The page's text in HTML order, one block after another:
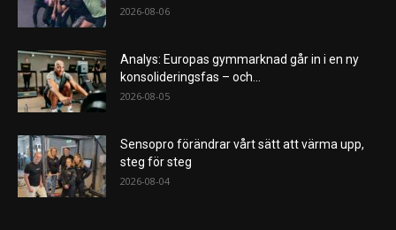
2026-08-06
Analys: Europas gymmarknad går in i en ny
konsolideringsfas – och...
2026-08-05
Sensopro förändrar vårt sätt att värma upp,
steg för steg
2026-08-04